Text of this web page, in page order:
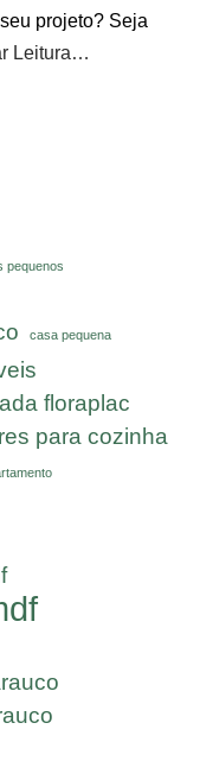
projeto? Seja
Leitura…
pequenos
casa pequena
floraplac
para cozinha